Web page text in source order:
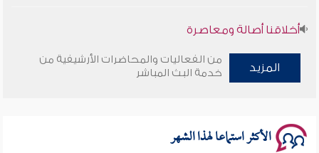
أخلاقنا أصالة ومعاصرة
وأمنهم من خوف 9
المزيد
من الفعاليات والمحاضرات الأرشيفية من
خدمة البث المباشر
الأكثر استماعا لهذا الشهر